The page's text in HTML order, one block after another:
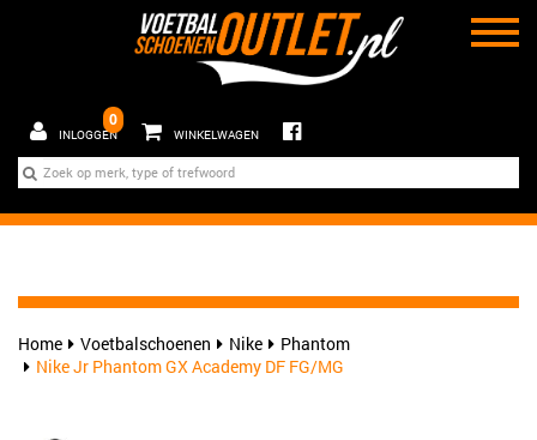
INLOGGEN
0
WINKELWAGEN
Home Voetbalschoenen Nike
Phantom
Nike Jr Phantom GX Academy DF FG/MG